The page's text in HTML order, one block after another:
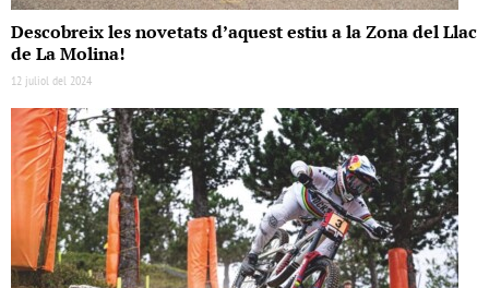
Descobreix les novetats d’aquest estiu a la Zona del Llac
de La Molina!
12 juliol del 2024